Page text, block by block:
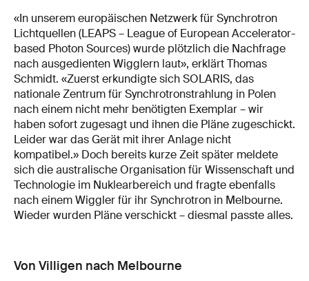
«In unserem europäischen Netzwerk für Synchrotron
Lichtquellen (LEAPS – League of European Accelerator-
based Photon Sources) wurde plötzlich die Nachfrage
nach ausgedienten Wigglern laut», erklärt Thomas
Schmidt. «Zuerst erkundigte sich SOLARIS, das
nationale Zentrum für Synchrotronstrahlung in Polen
nach einem nicht mehr benötigten Exemplar – wir
haben sofort zugesagt und ihnen die Pläne zugeschickt.
Leider war das Gerät mit ihrer Anlage nicht
kompatibel.» Doch bereits kurze Zeit später meldete
sich die australische Organisation für Wissenschaft und
Technologie im Nuklearbereich und fragte ebenfalls
nach einem Wiggler für ihr Synchrotron in Melbourne.
Wieder wurden Pläne verschickt – diesmal passte alles.
Von Villigen nach Melbourne